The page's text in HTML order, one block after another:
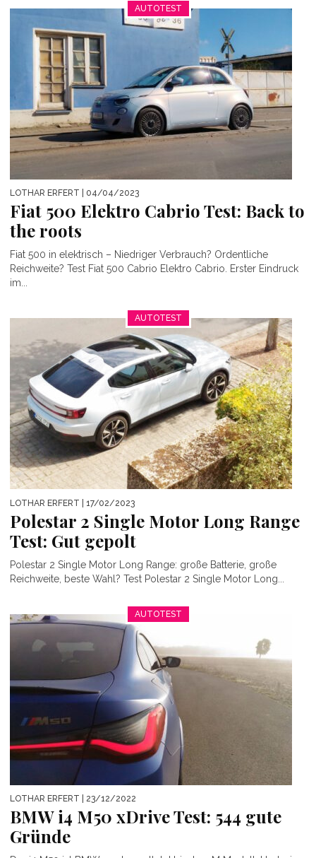
AUTOTEST
LOTHAR ERFERT | 04/04/2023
Fiat 500 Elektro Cabrio Test: Back to
the roots
Fiat 500 in elektrisch – Niedriger Verbrauch? Ordentliche
Reichweite? Test Fiat 500 Cabrio Elektro Cabrio. Erster Eindruck
im...
AUTOTEST
LOTHAR ERFERT | 17/02/2023
Polestar 2 Single Motor Long Range
Test: Gut gepolt
Polestar 2 Single Motor Long Range: große Batterie, große
Reichweite, beste Wahl? Test Polestar 2 Single Motor Long...
AUTOTEST
LOTHAR ERFERT | 23/12/2022
BMW i4 M50 xDrive Test: 544 gute
Gründe